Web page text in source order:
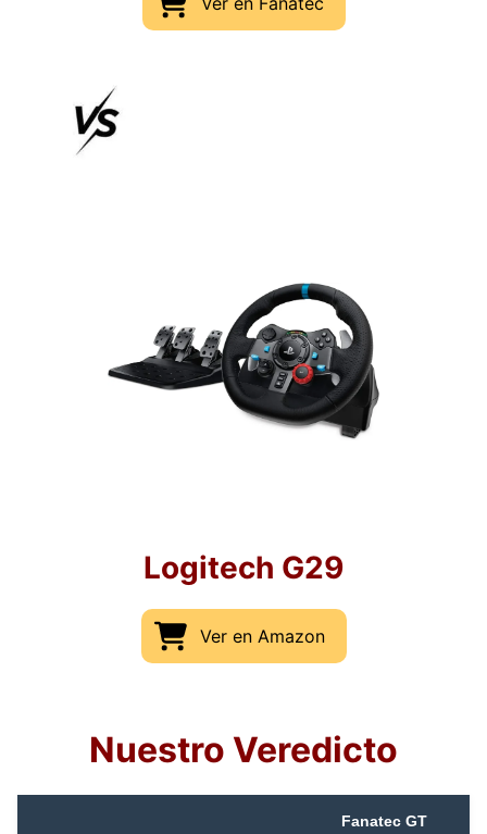
Logitech G29
Ver en Amazon
Nuestro Veredicto
Fanatec GT